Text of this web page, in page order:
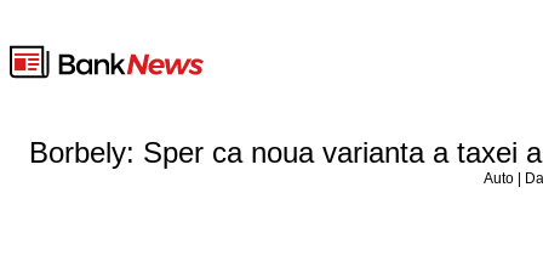
Borbely: Sper ca noua varianta a taxei
Auto |